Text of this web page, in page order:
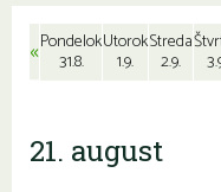
«Pondelok
31.8.
Utorok
1.9.
Streda
2.9.
21. august